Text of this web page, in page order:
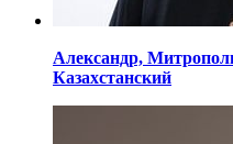
Александр,
Казахстанский